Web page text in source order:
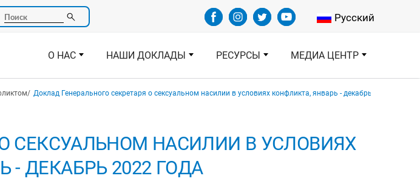
Поиск Select your
Русский
О НАС НАШИ ДОКЛАДЫ РЕСУРСЫ МЕДИА ЦЕНТР
Доклад Генерального секретаря o сексуальном насилии в условиях конфликта, январь - декабрь 2022 года
СЕКСУАЛЬНОМ НАСИЛИИ В УСЛОВИЯХ
- ДЕКАБРЬ 2022 ГОДА